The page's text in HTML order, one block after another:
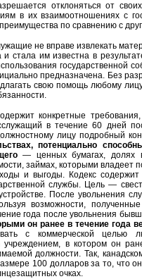
отклоняться от
в их взаимоотношениях с
по сравнению с
не вправе извлекать
стала им известна в
государственной
предназначена. Без
свою помощь любому
конкретные
в течение 60 дней
лицу подробный
потенциально
— ценных бумагах, долях в
займах, которыми владеет
и выгоды. Кодекс
службы. Цель —
После увольнения
возможности,
года после увольнения
он ранее в течение года
с коммерческой
учреждением, в котором он
должности. Так,
100 долларов за то, что
очках.